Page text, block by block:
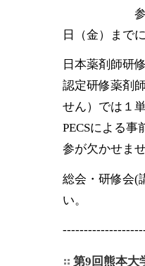
参加申し込
日（金）まで
日本薬剤師研
認定研修薬剤
せん）では１
PECSによる
参が欠かせま
総会・研修会(
い。
第9回熊本大